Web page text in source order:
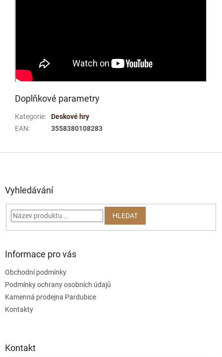
Doplňkové parametry
Kategorie:
Deskové hry
EAN: 3558380108283
Vyhledávání
HLEDAT
Informace pro vás
Obchodní podmínky
Podmínky ochrany osobních údajů
Kamenná prodejna Pardubice
Kontakty
Kontakt